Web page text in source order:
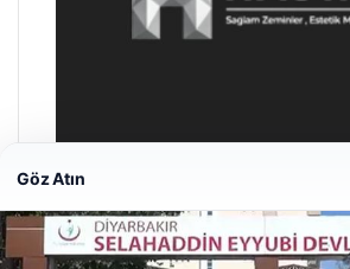
Bulkoon Toptan Ayakkabı
Göz Atın